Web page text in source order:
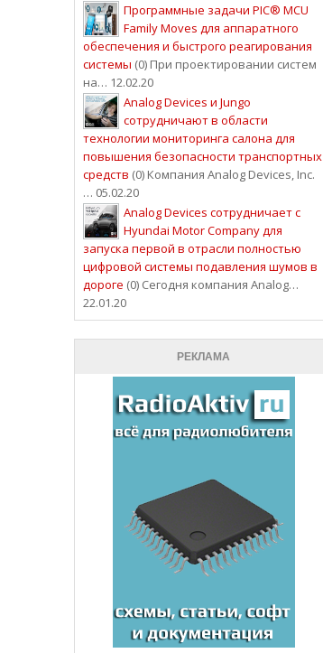
Программные задачи PIC® MCU
Family Moves для аппаратного
обеспечения и быстрого реагирования
системы (0) При проектировании систем
на… 12.02.20
Analog Devices и Jungo
сотрудничают в области
технологии мониторинга салона для
повышения безопасности транспортных
средств (0) Компания Analog Devices, Inc.
… 05.02.20
Analog Devices сотрудничает с
Hyundai Motor Company для
запуска первой в отрасли полностью
цифровой системы подавления шумов в
дороге (0) Сегодня компания Analog…
22.01.20
РЕКЛАМА